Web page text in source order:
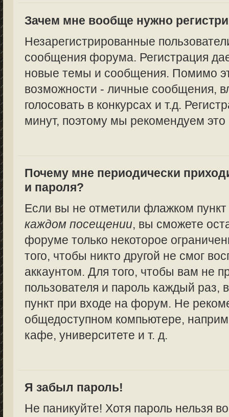
Зачем мне вообще нужно
Незарегистрированные
сообщения форума. Регистрация
новые темы и сообщения. Помимо
возможности - личные сообщения,
голосовать в конкурсах и т.д.
минут, поэтому мы рекомендуем это
Почему мне периодически
и пароля?
Если вы не отметили флажком
каждом посещении, вы сможете
форуме только некоторое
того, чтобы никто другой не смог
аккаунтом. Для того, чтобы вам не
пользователя и пароль каждый
пункт при входе на форум. Не
общедоступном компьютере,
кафе, университете и т. д.
Я забыл пароль!
Не паникуйте! Хотя пароль нельзя